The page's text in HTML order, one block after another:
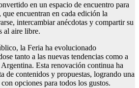
en un espacio de encuentro para
encuentran en cada edición la
intercambiar anécdotas y compartir su
al aire libre.
la Feria ha evolucionado
tanto a las nuevas tendencias como a
Esta renovación continua ha
de contenidos y propuestas, logrando una
opciones para todos los gustos.